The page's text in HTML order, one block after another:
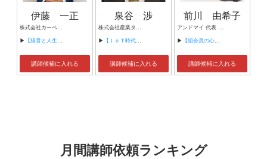
伊藤 一正
株式会社カーベル代表取締役社長 プロレスラーカーベル伊藤
▶ 【経営と人生がHappyになる3つのキーワード】
講師候補に入れる
泉谷 渉
株式会社産業タイムズ社 代表取締役会長 半導体産業新聞 特別編集委員
▶ 【ＩｏＴ時代にニッポンの製造業が一気に抜け出す！！ ～世界トップシェアのセンサーとロボットで戦え！】
講師候補に入れる
前川 由希子
アンドマイ 代表 組織活性化コンサルタント
▶ 【組合員の心をぐっと掴むコミュニケーション術～組合員が「あなたが言うなら」と動き出す３ステップ～】
講師候補に入れる
月間講師依頼ランキング